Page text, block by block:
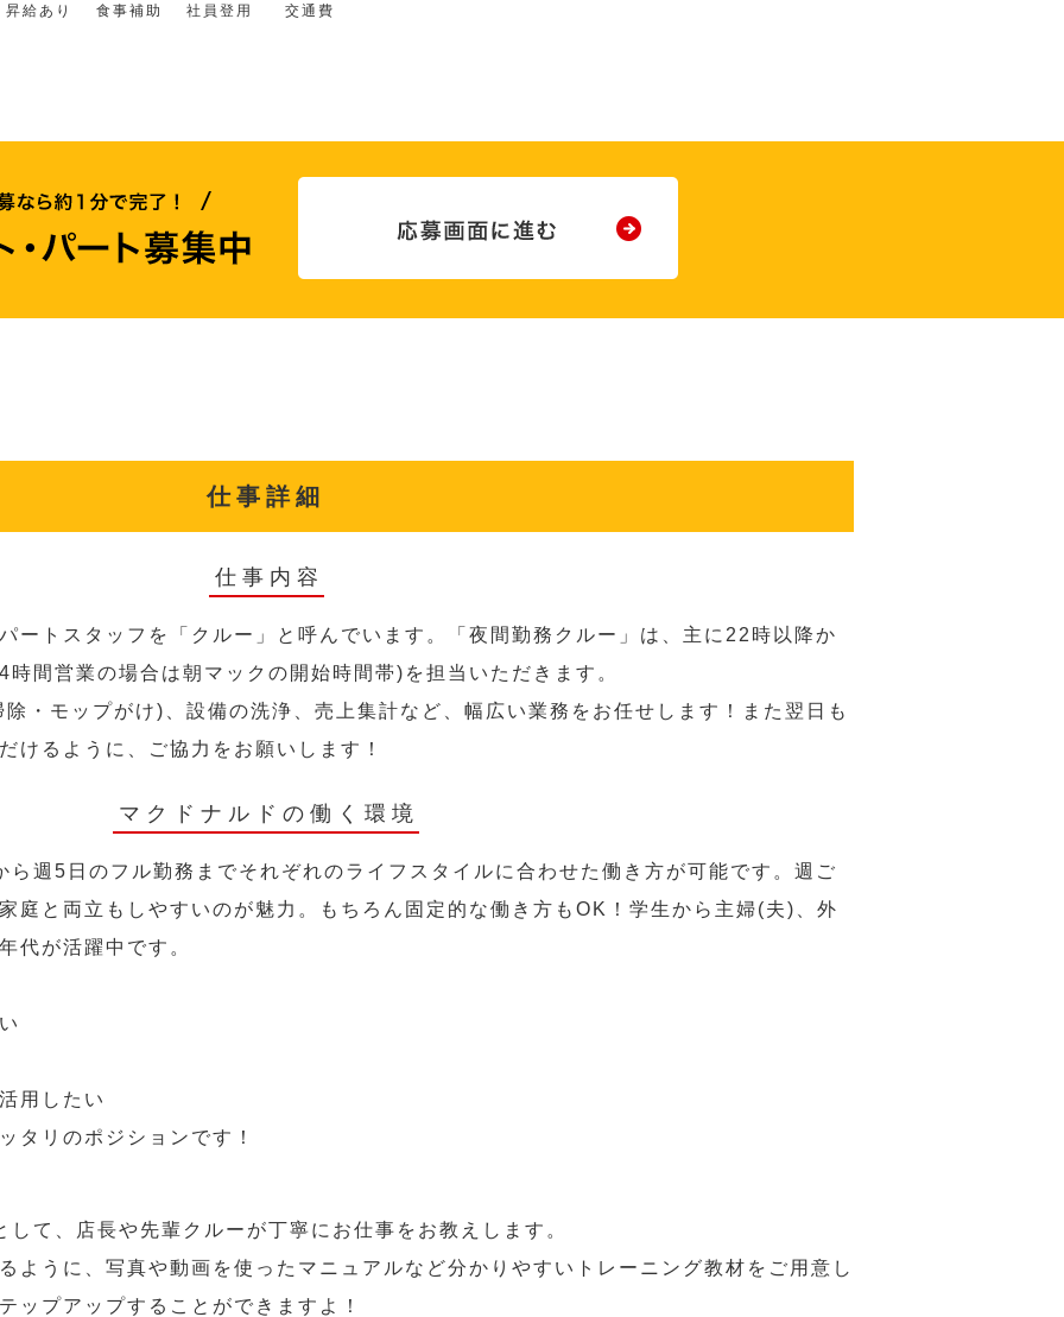
昇給あり 食事補助 社員登用 交通費
仕事詳細
仕事内容
ートスタッフを「クルー」と呼んでいます。「夜間勤務クルー」は、主に22時以降か
間営業の場合は朝マックの開始時間帯)を担当いただきます。
・モップがけ)、設備の洗浄、売上集計など、幅広い業務をお任せします！また翌日も
けるように、ご協力をお願いします！
マクドナルドの働く環境
週5日のフル勤務までそれぞれのライフスタイルに合わせた働き方が可能です。週ご
庭と両立もしやすいのが魅力。もちろん固定的な働き方もOK！学生から主婦(夫)、外
代が活躍中です。
用したい
タリのポジションです！
て、店長や先輩クルーが丁寧にお仕事をお教えします。
ように、写真や動画を使ったマニュアルなど分かりやすいトレーニング教材をご用意し
ップアップすることができますよ！